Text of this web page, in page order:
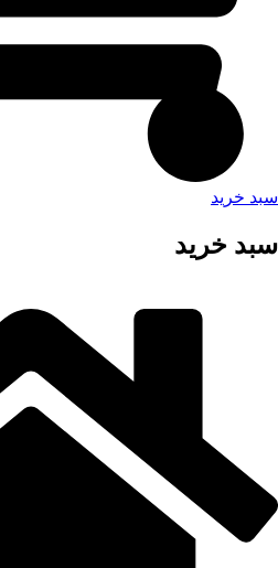
سبد خرید
سبد خرید